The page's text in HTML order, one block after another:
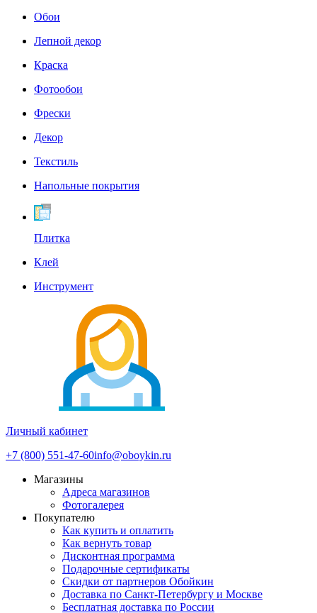
Обои
Лепной декор
Краска
Фотообои
Фрески
Декор
Текстиль
Напольные покрытия
Плитка
Клей
Инструмент
Личный кабинет
+7 (800) 551-47-60info@oboykin.ru
Магазины
Адреса магазинов
Фотогалерея
Покупателю
Как купить и оплатить
Как вернуть товар
Дисконтная программа
Подарочные сертификаты
Скидки от партнеров Обойкин
Доставка по Санкт-Петербургу и Москве
Бесплатная доставка по России